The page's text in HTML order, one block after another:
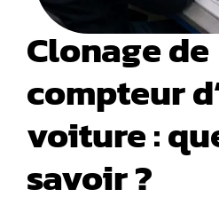
Clonage de
compteur
voiture :
savoir ?